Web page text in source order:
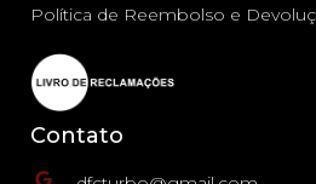
Política de Reembolso e
Contato